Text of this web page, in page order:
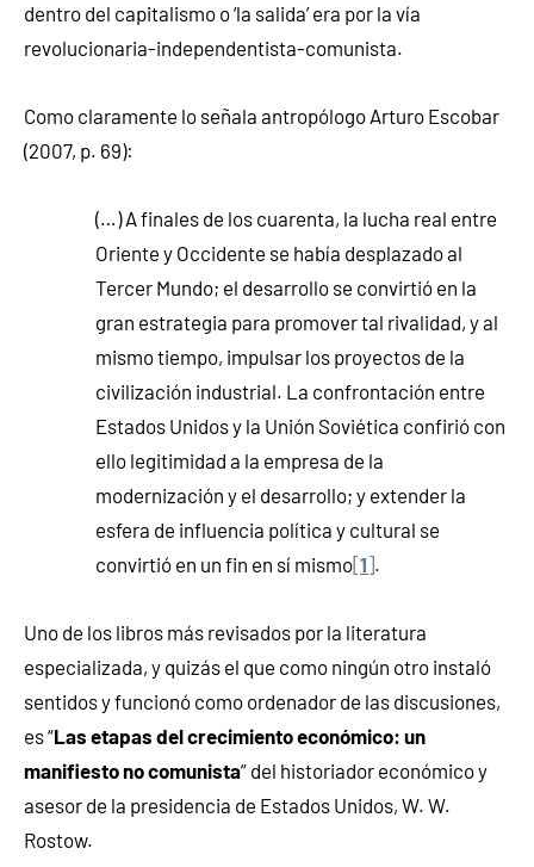
dentro del capitalismo o ‘la salida’ era por la vía
revolucionaria-independentista-comunista.
Como claramente lo señala antropólogo Arturo Escobar
(2007, p. 69):
(…) A finales de los cuarenta, la lucha real entre
Oriente y Occidente se había desplazado al
Tercer Mundo; el desarrollo se convirtió en la
gran estrategia para promover tal rivalidad, y al
mismo tiempo, impulsar los proyectos de la
civilización industrial. La confrontación entre
Estados Unidos y la Unión Soviética confirió con
ello legitimidad a la empresa de la
modernización y el desarrollo; y extender la
esfera de influencia política y cultural se
convirtió en un fin en sí mismo[1].
Uno de los libros más revisados por la literatura
especializada, y quizás el que como ningún otro instaló
sentidos y funcionó como ordenador de las discusiones,
es “Las etapas del crecimiento económico: un
manifiesto no comunista” del historiador económico y
asesor de la presidencia de Estados Unidos, W. W.
Rostow.